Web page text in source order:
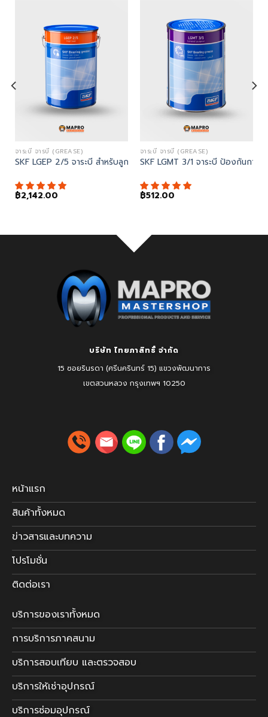
จาระบี จารบี (GREASE)
SKF LGEP 2/5 จาระบี สำหรับลูกปืนที่มีการโหลดสูง
฿2,142.00
จาระบี จารบี (GREASE)
SKF LGMT 3/1 จาระบี ป้องกันการเ
฿512.00
พลาด้วยเลเซอร์ (Shaft Alignment Tool)
บริษัท ไทยภาสิทธิ์ จำกัด
15 ซอยรินรดา (ศรีนครินทร์ 15) แขวงพัฒนาการ
เขตสวนหลวง กรุงเทพฯ 10250
หน้าแรก
สินค้าทั้งหมด
ข่าวสารและบทความ
โปรโมชั่น
ติดต่อเรา
บริการของเราทั้งหมด
การบริการภาคสนาม
บริการสอบเทียบ และตรวจสอบ
บริการให้เช่าอุปกรณ์
บริการซ่อมอุปกรณ์